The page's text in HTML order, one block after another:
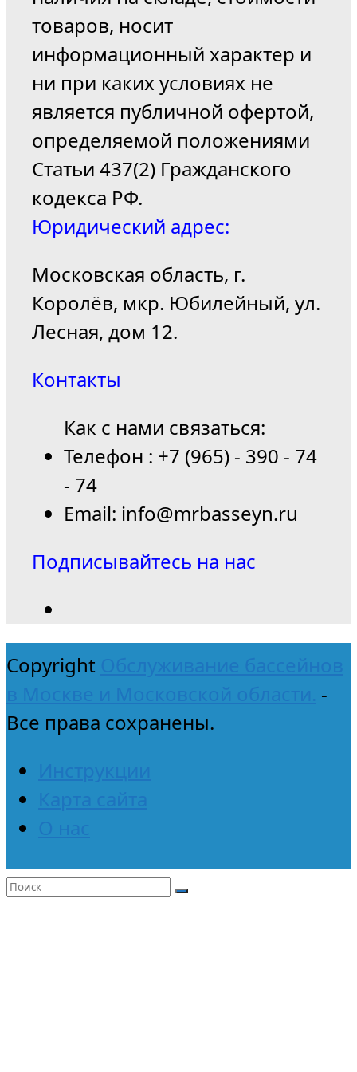
товаров, носит
информационный характер и
ни при каких условиях не
является публичной офертой,
определяемой положениями
Статьи 437(2) Гражданского
кодекса РФ.
Юридический адрес:
Московская область, г.
Королёв, мкр. Юбилейный, ул.
Лесная, дом 12.
Контакты
Как с нами связаться:
Телефон : +7 (965) - 390 - 74
- 74
Email: info@mrbasseyn.ru
Подписывайтесь на нас
Copyright Обслуживание бассейнов
в Москве и Московской области. -
Все права сохранены.
Инструкции
Карта сайта
О нас